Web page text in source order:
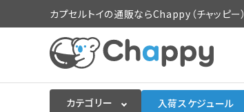
カプセルトイの通販ならChappy（チャッピー）
カテゴリー 入荷スケジュール